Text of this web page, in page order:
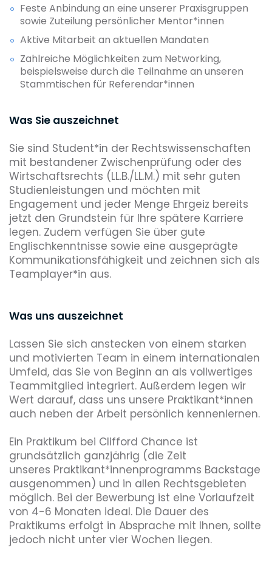
Feste Anbindung an eine unserer Praxisgruppen
sowie Zuteilung persönlicher Mentor*innen
Aktive Mitarbeit an aktuellen Mandaten
Zahlreiche Möglichkeiten zum Networking,
beispielsweise durch die Teilnahme an unseren
Stammtischen für Referendar*innen
Was Sie auszeichnet
Sie sind Student*in der Rechtswissenschaften
mit bestandener Zwischenprüfung oder des
Wirtschaftsrechts (LL.B./LL.M.) mit sehr guten
Studienleistungen und möchten mit
Engagement und jeder Menge Ehrgeiz bereits
jetzt den Grundstein für Ihre spätere Karriere
legen. Zudem verfügen Sie über gute
Englischkenntnisse sowie eine ausgeprägte
Kommunikationsfähigkeit und zeichnen sich als
Teamplayer*in aus.
Was uns auszeichnet
Lassen Sie sich anstecken von einem starken
und motivierten Team in einem internationalen
Umfeld, das Sie von Beginn an als vollwertiges
Teammitglied integriert. Außerdem legen wir
Wert darauf, dass uns unsere Praktikant*innen
auch neben der Arbeit persönlich kennenlernen.
Ein Praktikum bei Clifford Chance ist
grundsätzlich ganzjährig (die Zeit
unseres Praktikant*innenprogramms Backstage
ausgenommen) und in allen Rechtsgebieten
möglich. Bei der Bewerbung ist eine Vorlaufzeit
von 4-6 Monaten ideal. Die Dauer des
Praktikums erfolgt in Absprache mit Ihnen, sollte
jedoch nicht unter vier Wochen liegen.